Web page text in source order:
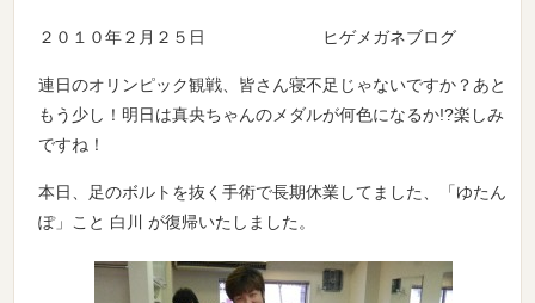
２０１０年２月２５日 ヒゲメガネブログ
連日のオリンピック観戦、皆さん寝不足じゃないですか？あと
もう少し！明日は真央ちゃんのメダルが何色になるか!?楽しみ
ですね！
本日、足のボルトを抜く手術で長期休業してました、「ゆたん
ぽ」こと 白川 が復帰いたしました。